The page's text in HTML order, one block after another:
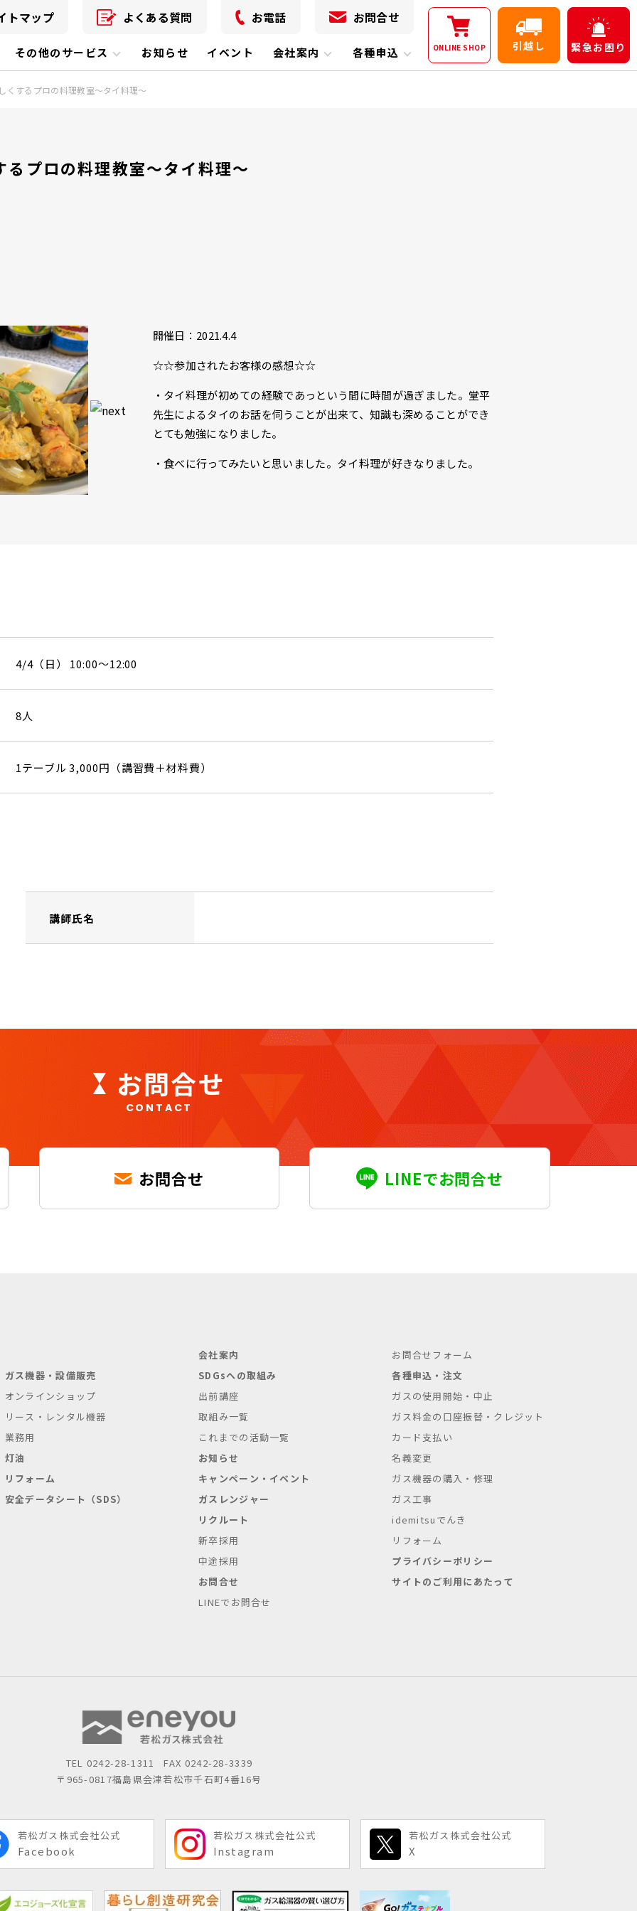
その他のサービス お知らせ イベント 会社案内 各種申込
トマップ よくある質問 お電話 お問合せ
ONLINE SHOP 引越し 緊急お困り
くするプロの料理教室～タイ料理～
プロの料理教室～タイ料理～
開催日：2021.4.4
☆☆参加されたお客様の感想☆☆
・タイ料理が初めての経験であっという間に時間が過ぎました。堂平
先生によるタイのお話を伺うことが出来て、知識も深めることができ
とても勉強になりました。
・食べに行ってみたいと思いました。タイ料理が好きなりました。
4/4（日） 10:00～12:00
8人
1テーブル 3,000円（講習費＋材料費）
講師氏名
お問合せ
CONTACT
お問合せ LINEでお問合せ
ガス機器・設備販売
オンラインショップ
リース・レンタル機器
業務用
灯油
リフォーム
安全データシート（SDS）
会社案内
SDGsへの取組み
出前講座
取組み一覧
これまでの活動一覧
お知らせ
キャンペーン・イベント
ガスレンジャー
リクルート
新卒採用
中途採用
お問合せ
LINEでお問合せ
お問合せフォーム
各種申込・注文
ガスの使用開始・中止
ガス料金の口座振替・クレジット
カード支払い
名義変更
ガス機器の購入・修理
ガス工事
idemitsuでんき
リフォーム
プライバシーポリシー
サイトのご利用にあたって
TEL 0242-28-1311
FAX 0242-28-3339
〒965-0817福島県会津若松市千石町4番16号
若松ガス株式会社公式
Facebook
若松ガス株式会社公式
Instagram
若松ガス株式会社公式
X